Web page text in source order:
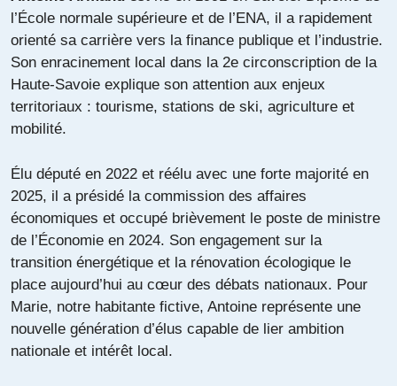
l’École normale supérieure et de l’ENA, il a rapidement
orienté sa carrière vers la finance publique et l’industrie.
Son enracinement local dans la 2e circonscription de la
Haute-Savoie explique son attention aux enjeux
territoriaux : tourisme, stations de ski, agriculture et
mobilité.
Élu député en 2022 et réélu avec une forte majorité en
2025, il a présidé la commission des affaires
économiques et occupé brièvement le poste de ministre
de l’Économie en 2024. Son engagement sur la
transition énergétique et la rénovation écologique le
place aujourd’hui au cœur des débats nationaux. Pour
Marie, notre habitante fictive, Antoine représente une
nouvelle génération d’élus capable de lier ambition
nationale et intérêt local.